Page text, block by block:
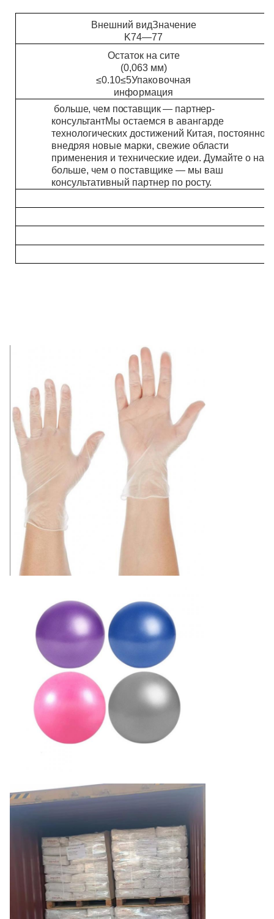
Внешний видЗначение
K74—77
Остаток на сите
(0,063 мм)
≤0.10≤5Упаковочная
информация
больше, чем поставщик — партнер-
консультантМы остаемся в авангарде
технологических достижений Китая, постоянно
внедряя новые марки, свежие области
применения и технические идеи. Думайте о нас
больше, чем о поставщике — мы ваш
консультативный партнер по росту.